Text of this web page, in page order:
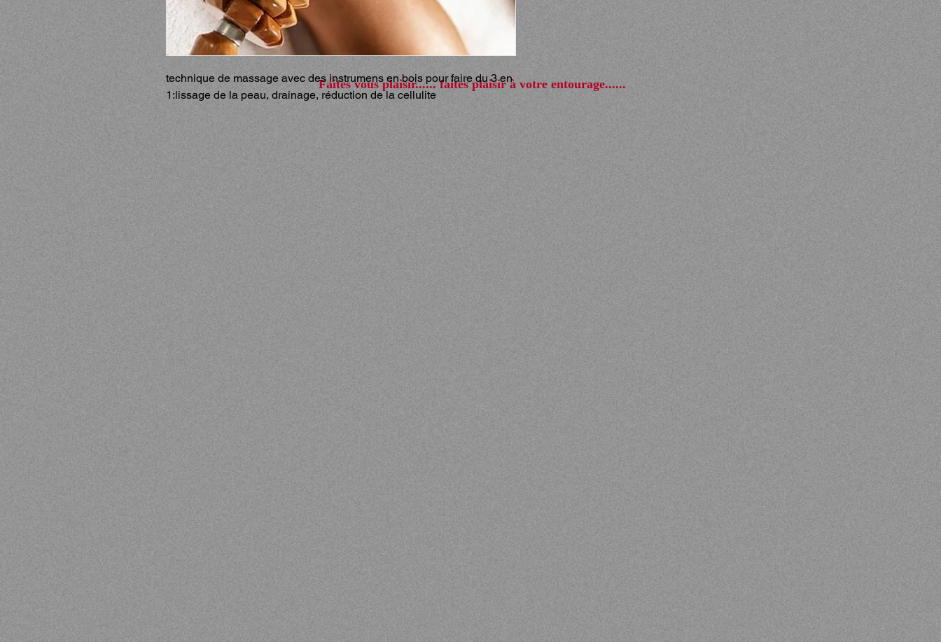
Faites vous plaisir...... faites plaisir à votre entourage......
technique de massage avec des instrumens en bois pour faire du 3 en
1:lissage de la peau, drainage, réduction de la cellulite